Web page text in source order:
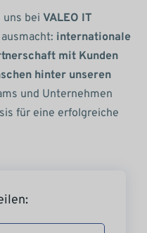
uns bei VALEO IT
ausmacht: internationale
mit Kunden
hinter unseren
und Unternehmen
für eine erfolgreiche